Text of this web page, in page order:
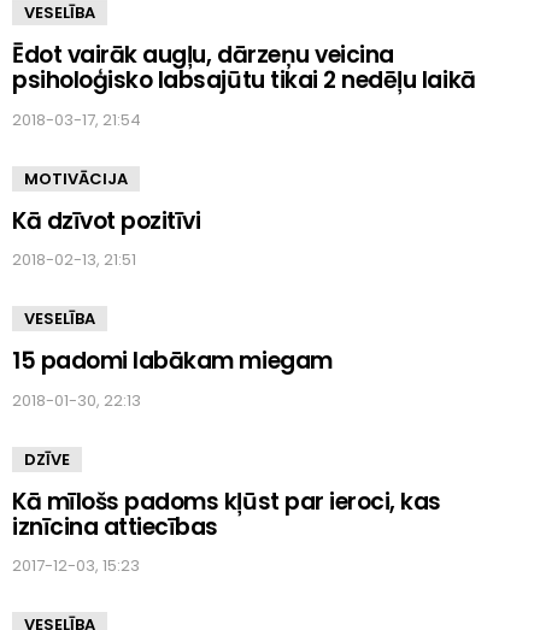
VESELĪBA
Ēdot vairāk augļu, dārzeņu veicina
psiholoģisko labsajūtu tikai 2 nedēļu laikā
2018-03-17, 21:54
MOTIVĀCIJA
Kā dzīvot pozitīvi
2018-02-13, 21:51
VESELĪBA
15 padomi labākam miegam
2018-01-30, 22:13
DZĪVE
Kā mīlošs padoms kļūst par ieroci, kas
iznīcina attiecības
2017-12-03, 15:23
VESELĪBA